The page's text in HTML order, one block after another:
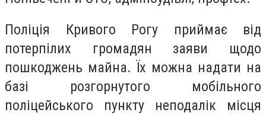
Поліція Кривого Рогу приймає від
потерпілих громадян заяви щодо
пошкоджень майна. Їх можна надати на
базі розгорнутого мобільного
поліцейського пункту неподалік місця